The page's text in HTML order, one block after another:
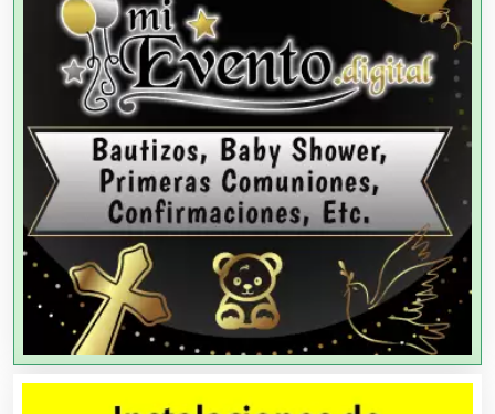
Agencias de Colocación
Agencias de Modelos
Agencias de Publicidad
Agencias de Viajes
Agricultores